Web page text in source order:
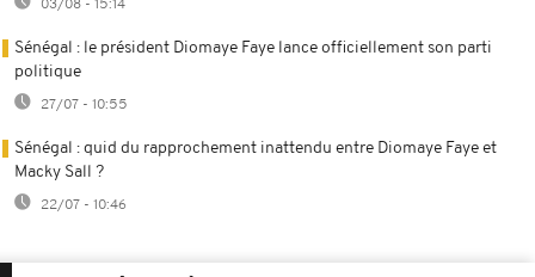
03/08 - 15:14
Sénégal : le président Diomaye Faye lance officiellement son parti
politique
27/07 - 10:55
Sénégal : quid du rapprochement inattendu entre Diomaye Faye et
Macky Sall ?
22/07 - 10:46